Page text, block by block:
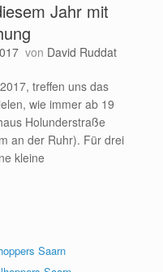
Jahr mit
von David Ruddat
treffen uns das
wie immer ab 19
Holunderstraße
an der Ruhr). Für drei
kleine
Saarn